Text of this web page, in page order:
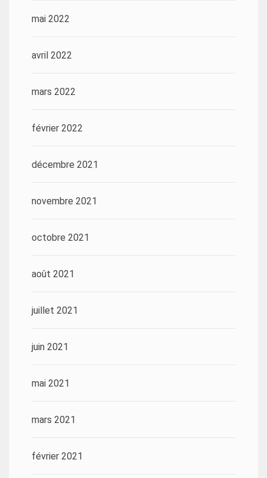
mai 2022
avril 2022
mars 2022
février 2022
décembre 2021
novembre 2021
octobre 2021
août 2021
juillet 2021
juin 2021
mai 2021
mars 2021
février 2021